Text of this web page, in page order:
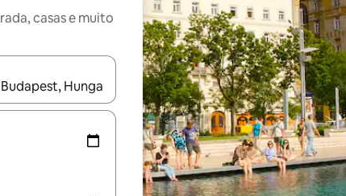
casas e muito
disponíveis, explore-os usando as seta para cima e para baixo